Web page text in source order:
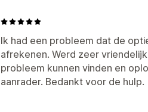
Ik had een probleem dat de
afrekenen. Werd zeer
probleem kunnen vinden en
aanrader. Bedankt voor de hulp.